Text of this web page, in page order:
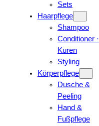
Sets
Haarpflege
Shampoo
Conditioner ·
Kuren
Styling
Körperpflege
Dusche &
Peeling
Hand &
Fußpflege